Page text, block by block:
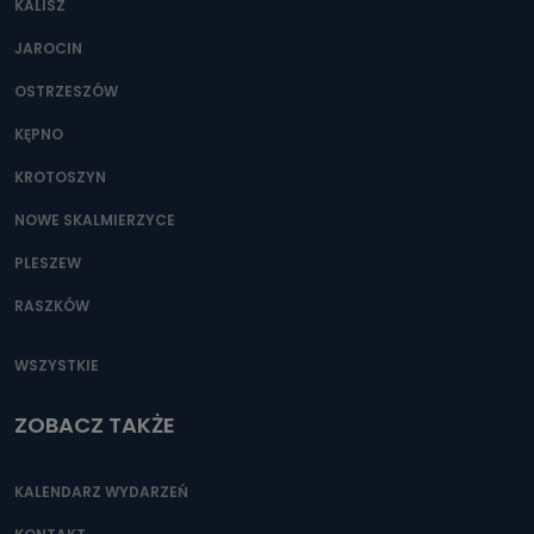
Można to zrobić pod numerem telefonu 62 735-51-05 lub
KALISZ
JAROCIN
OSTRZESZÓW
KĘPNO
KROTOSZYN
NOWE SKALMIERZYCE
PLESZEW
RASZKÓW
WSZYSTKIE
ZOBACZ TAKŻE
KALENDARZ WYDARZEŃ